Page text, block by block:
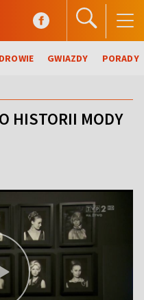
GWIAZDY PORADY
HISTORII MODY